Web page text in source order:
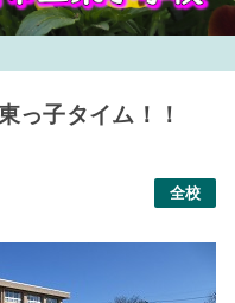
っ子タイム！！
全校